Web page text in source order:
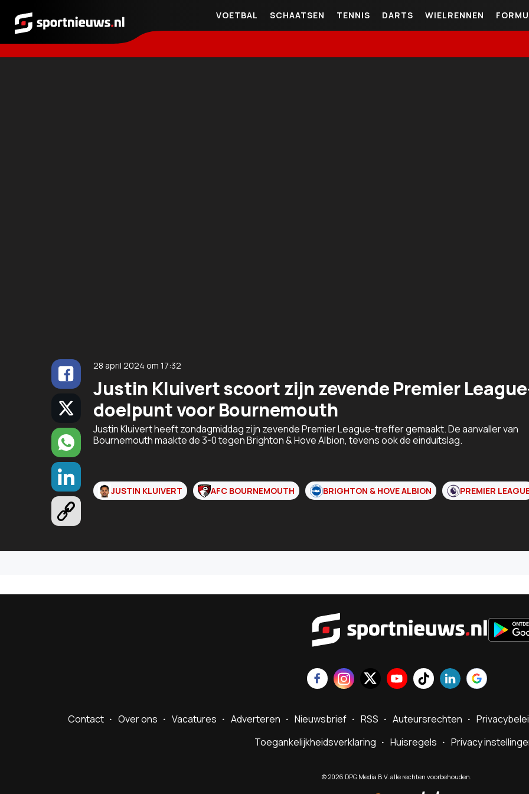
Sportnieuws.nl
VOETBAL SCHAATSEN TENNIS DARTS WIELRENNEN
28 april 2024 om 17:32
Justin Kluivert scoort zijn zevende Premier
doelpunt voor Bournemouth
Justin Kluivert heeft zondagmiddag zijn zevende Premier League-treffer gemaakt. De aanvaller van
Bournemouth maakte de 3-0 tegen Brighton & Hove Albion, tevens ook de einduitslag.
JUSTIN KLUIVERT AFC BOURNEMOUTH BRIGHTON & HOVE ALBION PREMIER
Contact Over ons Vacatures Adverteren Nieuwsbrief RSS Auteursrechten
Toegankelijkheidsverklaring
Huisregels Privacy
©2026 DPG Media B.V. alle rechten voorbehouden.